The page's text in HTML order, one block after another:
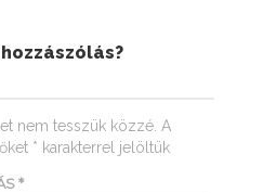
nem tesszük közzé. A
* karakterrel jelöltük
*